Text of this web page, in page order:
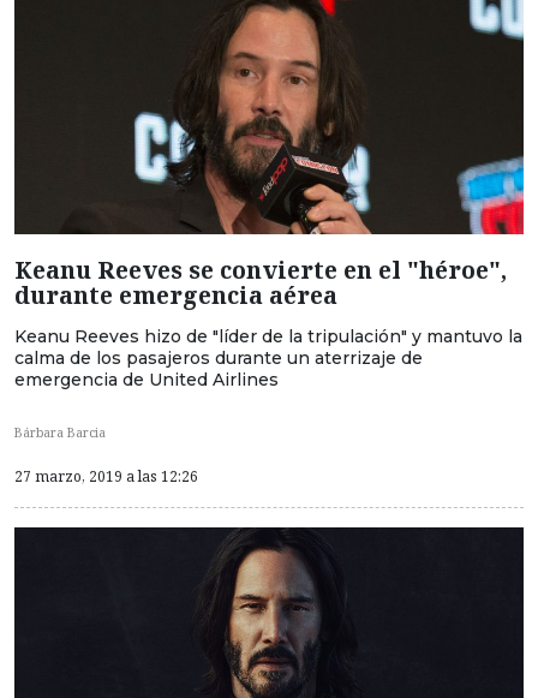
Keanu Reeves se convierte en el "héroe",
durante emergencia aérea
Keanu Reeves hizo de "líder de la tripulación" y mantuvo la
calma de los pasajeros durante un aterrizaje de
emergencia de United Airlines
Bárbara Barcia
27 marzo, 2019 a las 12:26